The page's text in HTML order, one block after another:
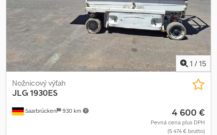
1 / 15
Saarbrücken 930 km
Nožnicový výťah
JLG1930ES
4 600 €
Pevná cena plus DPH
(5 474 € brutto)